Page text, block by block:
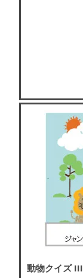
動物クイズ III